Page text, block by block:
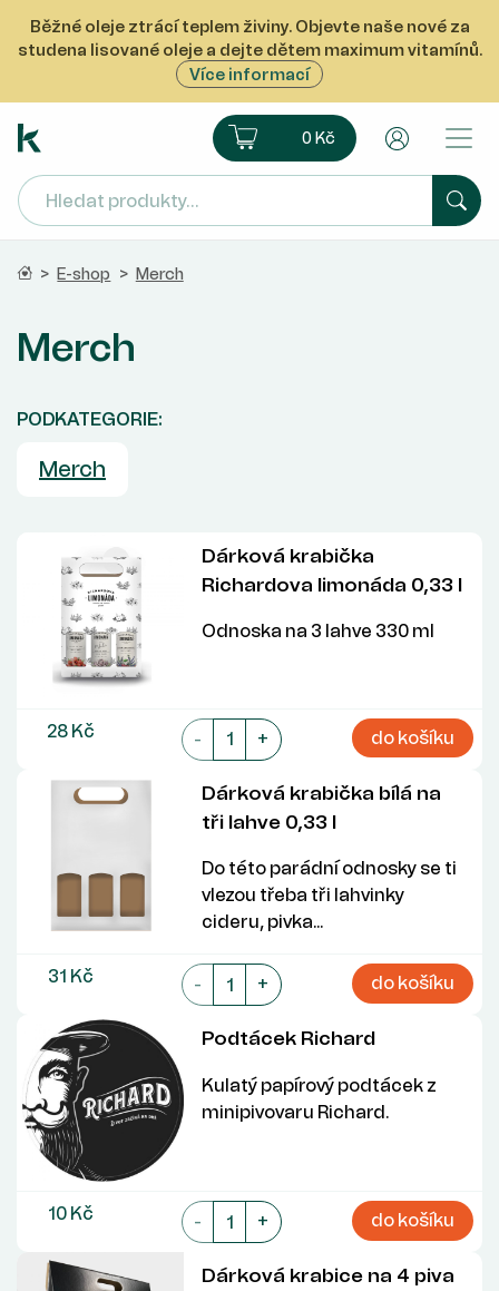
Běžné oleje ztrácí teplem živiny. Objevte naše nové za
studena lisované oleje a dejte dětem maximum vitamínů.
Více informací
Ekoprodukt e-shop Košík0 Kč
Domů
> E-shop > Merch
Merch
PODKATEGORIE:
Merch
Dárková krabička
Richardova limonáda 0,33 l
Odnoska na 3 lahve 330 ml
28 Kč - + do košíku
Dárková krabička bílá na
tři lahve 0,33 l
Do této parádní odnosky se ti
vlezou třeba tři lahvinky
cideru, pivka...
31 Kč - + do košíku
Podtácek Richard
Kulatý papírový podtácek z
minipivovaru Richard.
10 Kč - + do košíku
Dárková krabice na 4 piva